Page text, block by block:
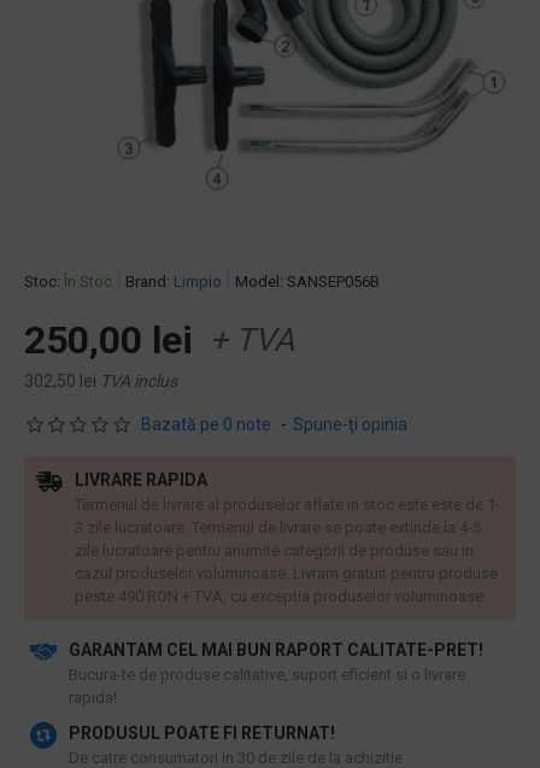
Stoc: În Stoc Brand: Limpio Model: SANSEP056B
Bazată pe 0 note. - Spune-ţi opinia
250,00 lei + TVA
302,50 lei TVA inclus
GARANTAM CEL MAI BUN RAPORT CALITATE-PRET!
​Bucura-te de produse calitative, suport eficient si o livrare
rapida!
PRODUSUL POATE FI RETURNAT!
De catre consumatori in 30 de zile de la achizitie
LIVRARE RAPIDA
Termenul de livrare al produselor aflate in stoc este este de 1-
3 zile lucratoare. Termenul de livrare se poate extinde la 4-5
zile lucratoare pentru anumite categorii de produse sau in
cazul produselor voluminoase. Livram gratuit pentru produse
peste 490 RON + TVA, cu exceptia produselor voluminoase.